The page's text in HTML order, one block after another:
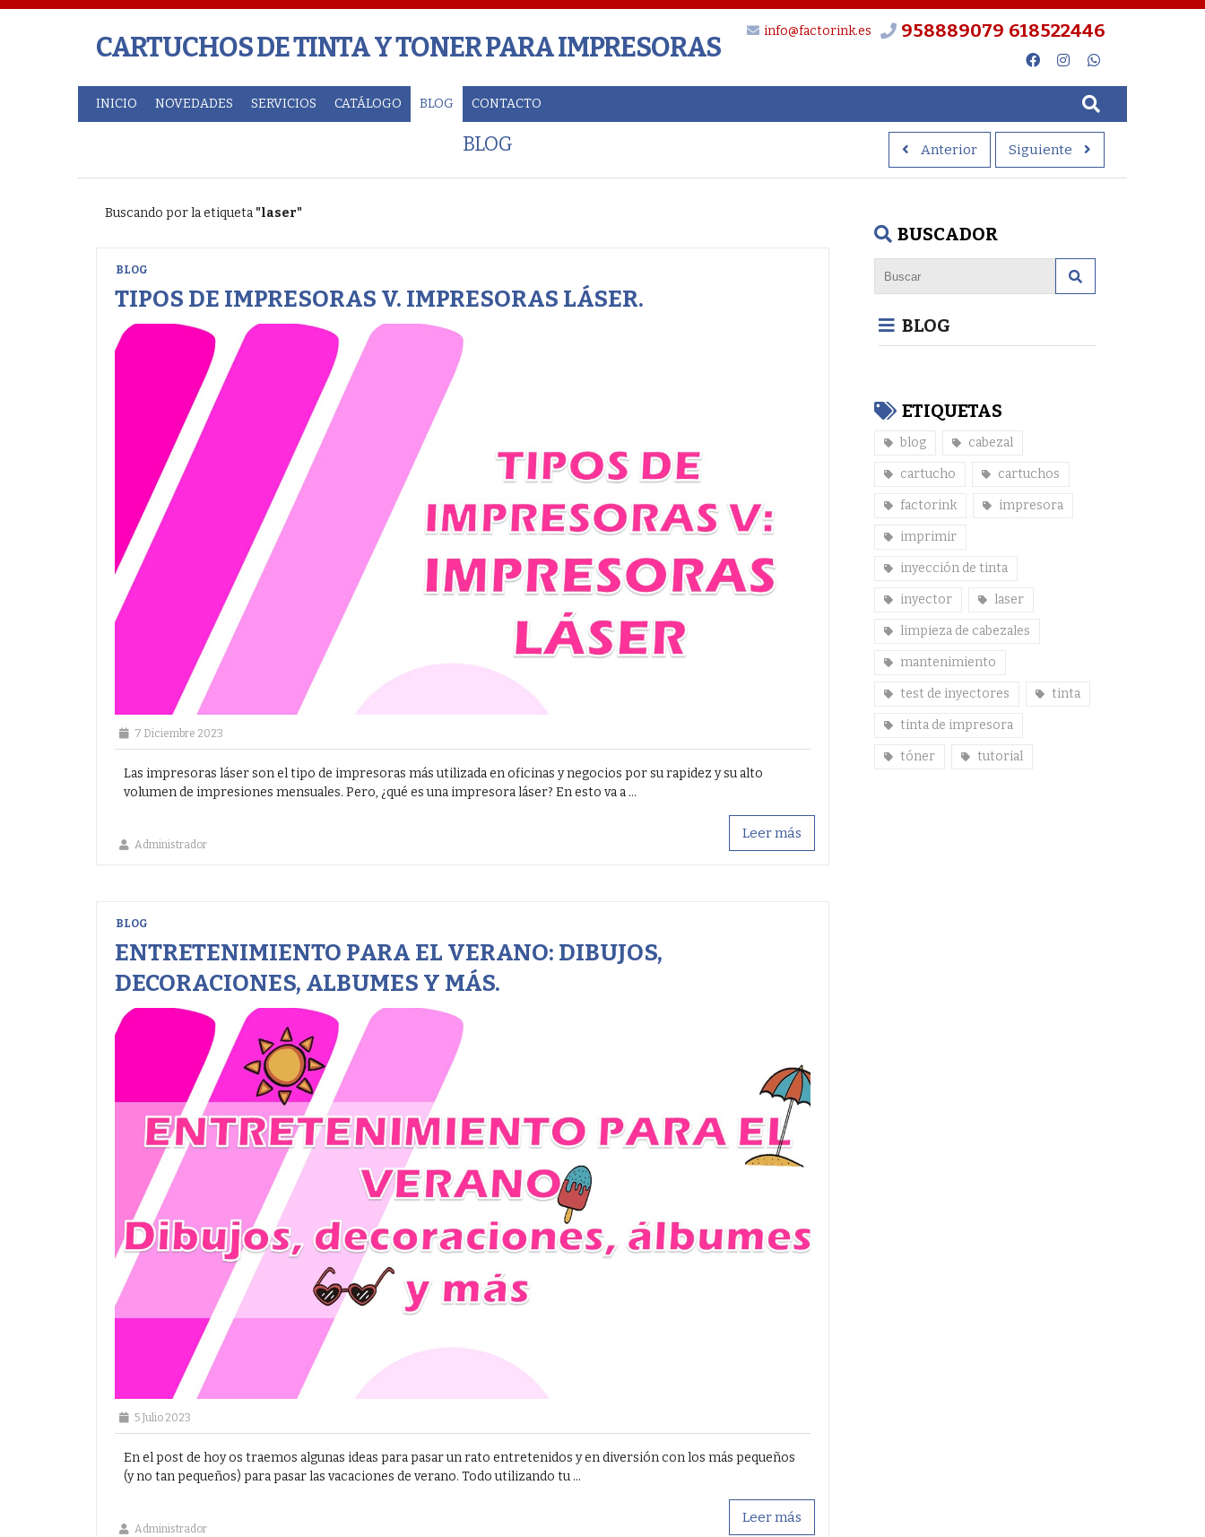
CARTUCHOS DE TINTA Y TONER PARA IMPRESORAS
info@factorink.es 958889079 618522446
INICIO NOVEDADES SERVICIOS CATÁLOGO BLOG CONTACTO
BLOG Anterior Siguiente
Buscando por la etiqueta "laser"
TIPOS DE IMPRESORAS V. IMPRESORAS LÁSER.
BLOG
Administrador
7 Diciembre 2023
Las impresoras láser son el tipo de impresoras más utilizada en oficinas y negocios por su rapidez y su alto
volumen de impresiones mensuales. Pero, ¿qué es una impresora láser? En esto va a ...
Leer más
ENTRETENIMIENTO PARA EL VERANO: DIBUJOS,
DECORACIONES, ALBUMES Y MÁS.
BLOG
Administrador
5 Julio 2023
En el post de hoy os traemos algunas ideas para pasar un rato entretenidos y en diversión con los más pequeños
(y no tan pequeños) para pasar las vacaciones de verano. Todo utilizando tu ...
Leer más
BUSCADOR
BLOG
ETIQUETAS
blog cabezal
cartucho cartuchos
factorink impresora
imprimir
inyección de tinta
inyector laser
limpieza de cabezales
mantenimiento
test de inyectores tinta
tinta de impresora
tóner tutorial